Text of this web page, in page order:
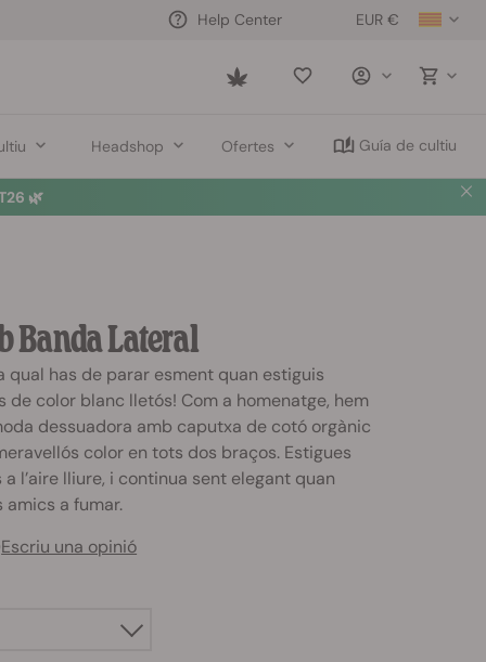
EUR €
Help Center
Saved
Headshop Ofertes Guía de cultiu
🌿
Banda Lateral
qual has de parar esment quan estiguis
de color blanc lletós! Com a homenatge, hem
dessuadora amb caputxa de cotó orgànic
color en tots dos braços. Estigues
l’aire lliure, i continua sent elegant quan
a fumar.
Escriu una opinió